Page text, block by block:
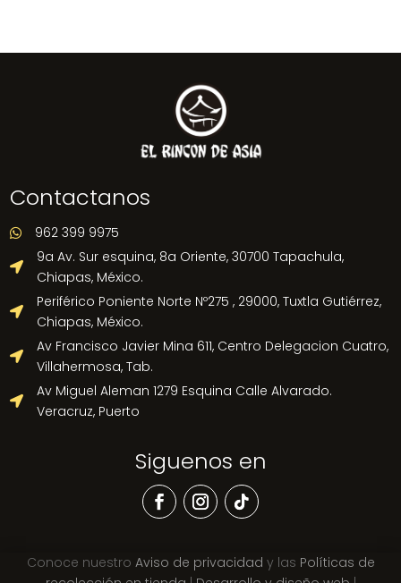
Contactanos
 962 399 9975

9a Av. Sur esquina, 8a Oriente, 30700 Tapachula,
Chiapas, México.

Periférico Poniente Norte Nº275 , 29000, Tuxtla Gutiérrez,
Chiapas, México.

Av Francisco Javier Mina 611, Centro Delegacion Cuatro,
Villahermosa, Tab.

Av Miguel Aleman 1279 Esquina Calle Alvarado.
Veracruz, Puerto
Siguenos en
Conoce nuestro Aviso de privacidad y las Políticas de